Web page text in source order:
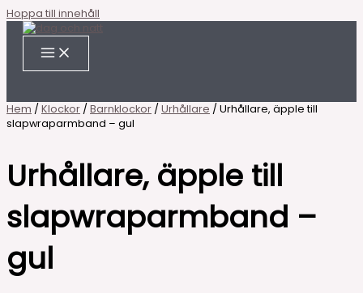
Hoppa till innehåll
Hem / Klockor / Barnklockor / Urhållare / Urhållare, äpple till
slapwraparmband – gul
Urhållare, äpple till
slapwraparmband –
gul